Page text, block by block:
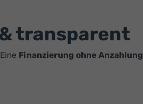
transparent
Finanzierung ohne Anzahlung